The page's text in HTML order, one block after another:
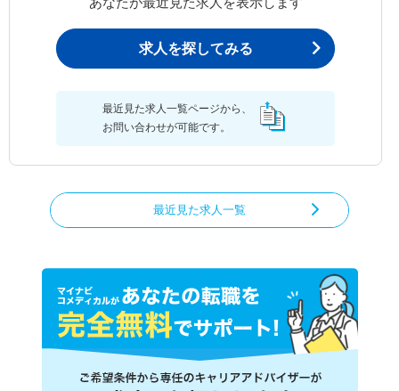
求人を探してみる
最近見た求人一覧ページから、
お問い合わせが可能です。
最近見た求人一覧